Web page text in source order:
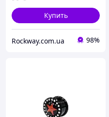
Купить
Rockway.com.ua 98%